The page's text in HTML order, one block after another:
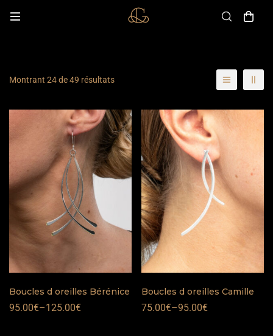
Montrant 24 de 49 résultats
Boucles d oreilles Bérénice
95.00€–125.00€
Boucles d oreilles Camille
75.00€–95.00€